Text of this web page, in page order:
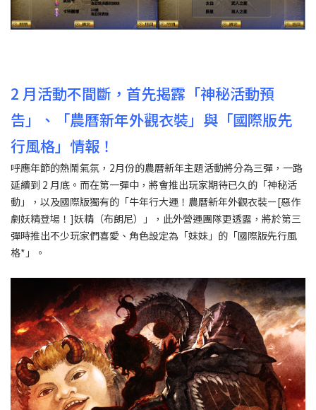
2 月活動不間斷，首先揭露「神秘活動預
告」、「農曆新年外觀衣裝」與「國際版先
行風格」情報！
呼應年節的熱鬧氣氛，2月份的農曆新年主題活動將分為三彈，一路
延續到 2 月底。而在第一彈中，將會推出玩家期待已久的「神秘活
動」，以及國際版獨有的「牛年行大運！農曆新年外觀衣裝ー[惡作
劇妖精登場！]妖精（布朗尼）」，此外營運團隊更透露，將於第三
彈時推出不少玩家們喜愛、角色設定為「妹妹」的「國際版先行風
格*」。